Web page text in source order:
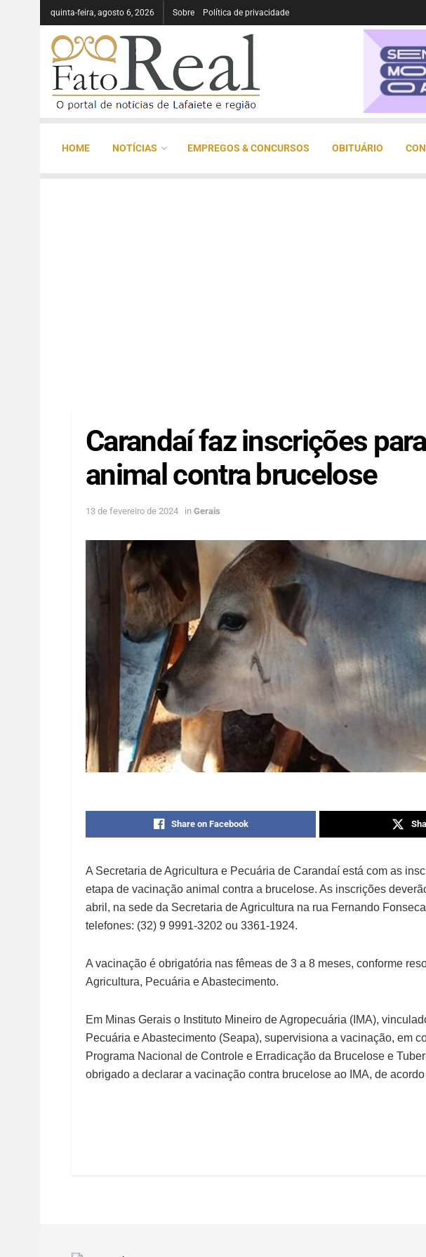
quinta-feira, agosto 6, 2026 Sobre Política de privacidade
HOME NOTÍCIAS EMPREGOS & CONCURSOS OBITUÁRIO
Carandaí faz inscrições
animal contra brucelose
13 de fevereiro de 2024 in Gerais
Share on Facebook
A Secretaria de Agricultura e Pecuária de Carandaí está com as
etapa de vacinação animal contra a brucelose. As inscrições
abril, na sede da Secretaria de Agricultura na rua Fernando
telefones: (32) 9 9991-3202 ou 3361-1924.
A vacinação é obrigatória nas fêmeas de 3 a 8 meses, conforme
Agricultura, Pecuária e Abastecimento.
Em Minas Gerais o Instituto Mineiro de Agropecuária (IMA),
Pecuária e Abastecimento (Seapa), supervisiona a vacinação, em
Programa Nacional de Controle e Erradicação da Brucelose e
obrigado a declarar a vacinação contra brucelose ao IMA, de